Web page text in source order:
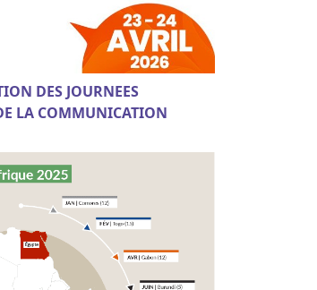
DES JOURNEES
LA COMMUNICATION